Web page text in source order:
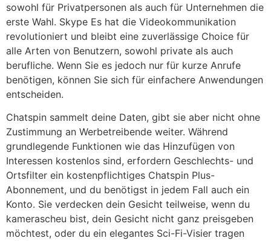
sowohl für Privatpersonen als auch für Unternehmen die
erste Wahl. Skype Es hat die Videokommunikation
revolutioniert und bleibt eine zuverlässige Choice für
alle Arten von Benutzern, sowohl private als auch
berufliche. Wenn Sie es jedoch nur für kurze Anrufe
benötigen, können Sie sich für einfachere Anwendungen
entscheiden.
Chatspin sammelt deine Daten, gibt sie aber nicht ohne
Zustimmung an Werbetreibende weiter. Während
grundlegende Funktionen wie das Hinzufügen von
Interessen kostenlos sind, erfordern Geschlechts- und
Ortsfilter ein kostenpflichtiges Chatspin Plus-
Abonnement, und du benötigst in jedem Fall auch ein
Konto. Sie verdecken dein Gesicht teilweise, wenn du
kamerascheu bist, dein Gesicht nicht ganz preisgeben
möchtest, oder du ein elegantes Sci-Fi-Visier tragen